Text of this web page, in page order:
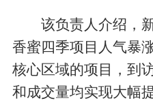
该负责人介绍，
香蜜四季项目人气暴
核心区域的项目，到
和成交量均实现大幅